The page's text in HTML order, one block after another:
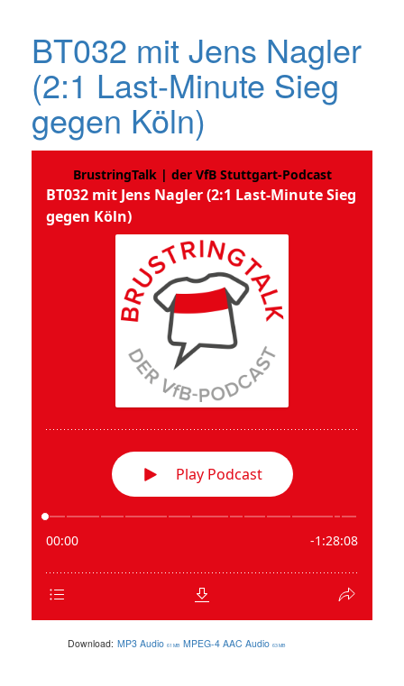
BT032 mit Jens Nagler
(2:1 Last-Minute Sieg
gegen Köln)
Download: MP3 Audio 61 MB MPEG-4 AAC Audio 63 MB